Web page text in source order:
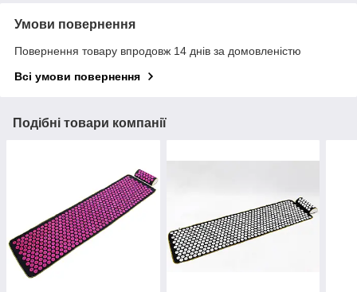
Умови повернення
Повернення товару впродовж 14 днів за домовленістю
Всі умови повернення
Подібні товари компанії